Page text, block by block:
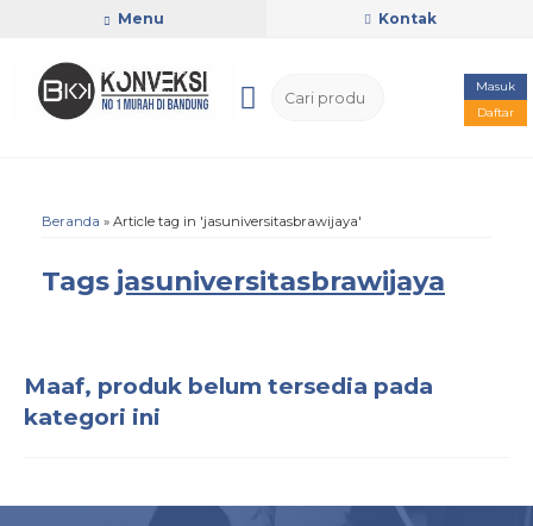
Menu Kontak
Masuk
Daftar
Beranda » Article tag in 'jasuniversitasbrawijaya'
Tags jasuniversitasbrawijaya
Maaf, produk belum tersedia pada
kategori ini